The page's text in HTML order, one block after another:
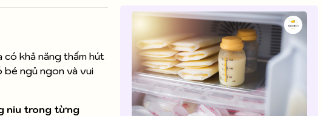
khả năng thấm hút
bé ngủ ngon và vui
niu trong từng